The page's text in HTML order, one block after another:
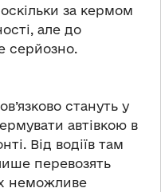
за кермом
але до
серйозно.
стануть у
автівкою в
Від водіїв там
перевозять
неможливе